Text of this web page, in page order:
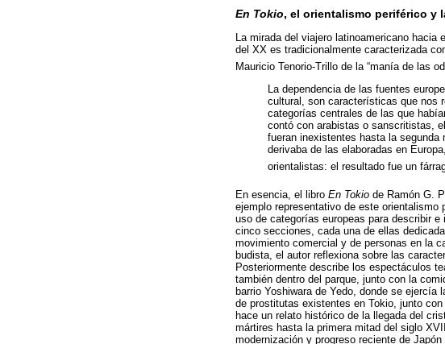
En Tokio, el orientalismo periférico y
La mirada del viajero latinoamericano
del XX es tradicionalmente caracterizada
Mauricio Tenorio-Trillo de la “manía de las
La dependencia de las fuentes
cultural, son características que nos
categorías centrales de las que
contó con arabistas o sanscritistas,
fueran inexistentes hasta la
derivaba de las elaboradas en
orientalistas: el resultado fue un
En esencia, el libro En Tokio de Ramón G.
ejemplo representativo de este orientalismo
uso de categorías europeas para describir
cinco secciones, cada una de ellas
movimiento comercial y de personas en la
budista, el autor reflexiona sobre las
Posteriormente describe los espectáculos
también dentro del parque, junto con la
barrio Yoshiwara de Yedo, donde se
de prostitutas existentes en Tokio, junto
hace un relato histórico de la llegada del
mártires hasta la primera mitad del siglo
modernización y progreso reciente de Japón